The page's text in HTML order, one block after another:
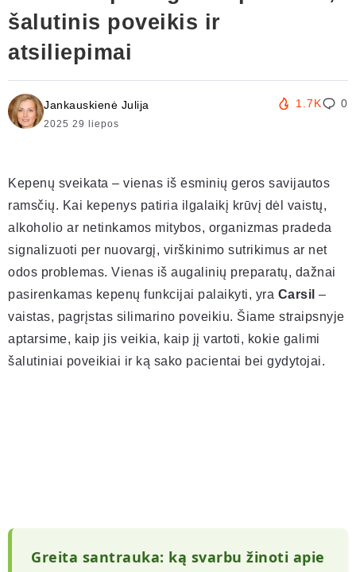
šalutinis poveikis ir
atsiliepimai
Jankauskienė Julija
2025 29 liepos
1.7K 0
Kepenų sveikata – vienas iš esminių geros savijautos
ramsčių. Kai kepenys patiria ilgalaikį krūvį dėl vaistų,
alkoholio ar netinkamos mitybos, organizmas pradeda
signalizuoti per nuovargį, virškinimo sutrikimus ar net
odos problemas. Vienas iš augalinių preparatų, dažnai
pasirenkamas kepenų funkcijai palaikyti, yra Carsil –
vaistas, pagrįstas silimarino poveikiu. Šiame straipsnyje
aptarsime, kaip jis veikia, kaip jį vartoti, kokie galimi
šalutiniai poveikiai ir ką sako pacientai bei gydytojai.
Greita santrauka: ką svarbu žinoti apie